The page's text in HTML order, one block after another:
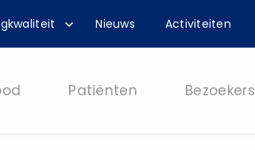
Nieuws Activiteiten
Patiënten Bezoekers